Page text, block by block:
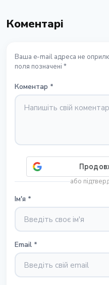
Коментарі
Ваша e-mail адреса не
поля позначені *
Коментар *
або
Ім'я *
Email *